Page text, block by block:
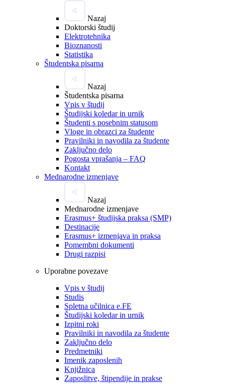
Nazaj
Doktorski študij
Elektrotehnika
Bioznanosti
Statistika
Študentska pisarna
Nazaj
Študentska pisarna
Vpis v študij
Študijski koledar in urnik
Študenti s posebnim statusom
Vloge in obrazci za študente
Pravilniki in navodila za študente
Zaključno delo
Pogosta vprašanja – FAQ
Kontakt
Mednarodne izmenjave
Nazaj
Mednarodne izmenjave
Erasmus+ študijska praksa (SMP)
Destinacije
Erasmus+ izmenjava in praksa
Pomembni dokumenti
Drugi razpisi
Uporabne povezave
Vpis v študij
Studis
Spletna učilnica e.FE
Študijski koledar in urnik
Izpitni roki
Pravilniki in navodila za študente
Zaključno delo
Predmetniki
Imenik zaposlenih
Knjižnica
Zaposlitve, štipendije in prakse